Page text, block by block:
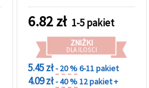
6.82zł 1-5 pakiet
ZNIŻKI
DLA ILOŚCI
5.45 zł- 20 %6-11 pakiet
4.09 zł- 40 %12 pakiet +